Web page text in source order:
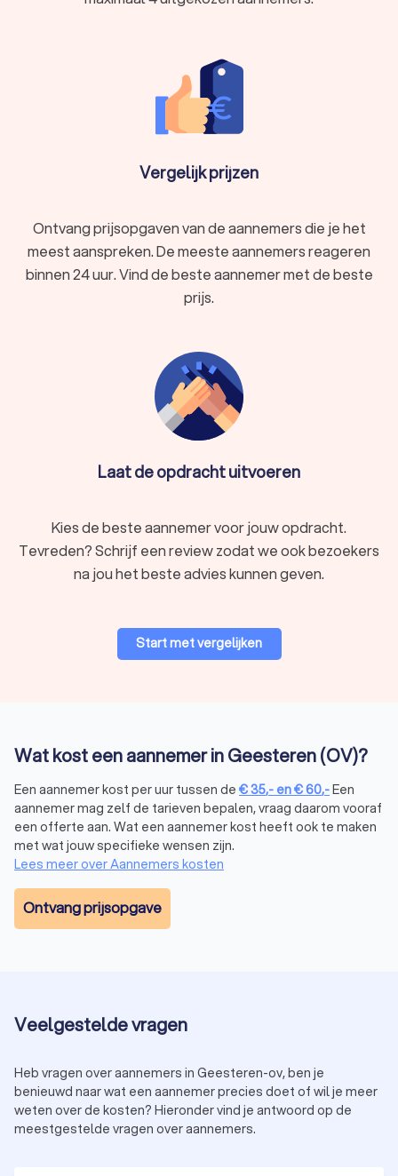
Vergelijk prijzen
Ontvang prijsopgaven van de aannemers die je het
meest aanspreken. De meeste aannemers reageren
binnen 24 uur. Vind de beste aannemer met de beste
prijs.
Laat de opdracht uitvoeren
Kies de beste aannemer voor jouw opdracht.
Tevreden? Schrijf een review zodat we ook bezoekers
na jou het beste advies kunnen geven.
Start met vergelijken
Wat kost een aannemer in Geesteren (OV)?
Een aannemer kost per uur tussen de €35,- en€60,-Een
aannemer mag zelf de tarieven bepalen, vraag daarom vooraf
een offerte aan. Wat een aannemer kost heeft ook te maken
met wat jouw specifieke wensen zijn.
Lees meer over Aannemers kosten
Ontvang prijsopgave
Veelgestelde vragen
Heb vragen over aannemers in Geesteren-ov, ben je
benieuwd naar wat een aannemer precies doet of wil je meer
weten over de kosten? Hieronder vind je antwoord op de
meestgestelde vragen over aannemers.